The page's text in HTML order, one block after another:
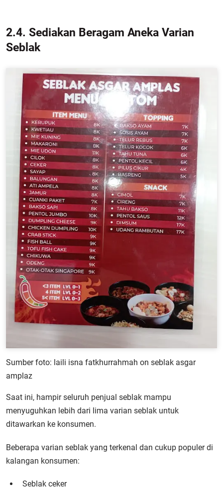
2.4. Sediakan Beragam Aneka Varian
Seblak
Sumber foto: laili isna fatkhurrahmah on seblak asgar
amplaz
Saat ini, hampir seluruh penjual seblak mampu
menyuguhkan lebih dari lima varian seblak untuk
ditawarkan ke konsumen.
Beberapa varian seblak yang terkenal dan cukup populer di
kalangan konsumen:
Seblak ceker